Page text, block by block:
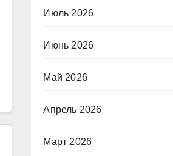
Июль 2026
Июнь 2026
Май 2026
Апрель 2026
Март 2026